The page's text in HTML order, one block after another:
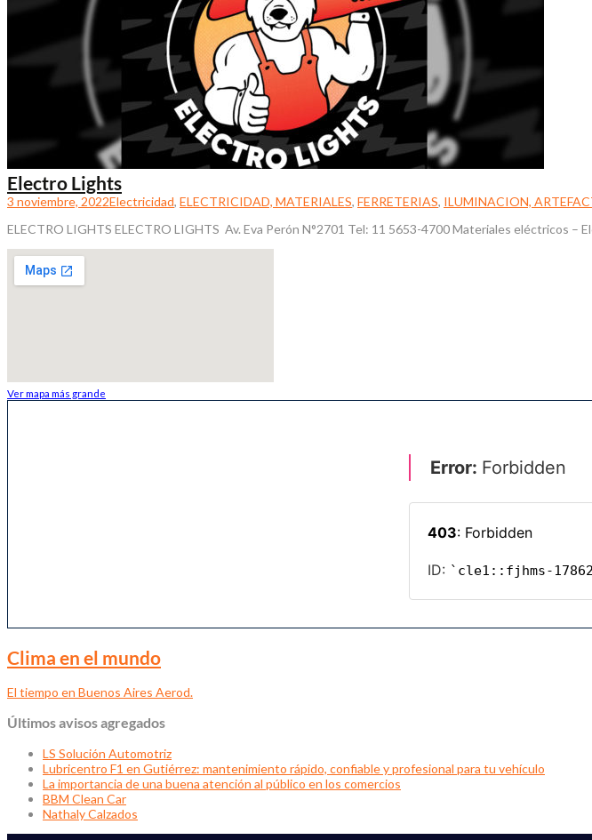
Electro Lights
3 noviembre, 2022Electricidad, ELECTRICIDAD, MATERIALES, FERRETERIAS, ILUMINACION,
ELECTRO LIGHTS ELECTRO LIGHTS Av. Eva Perón N°2701 Tel: 11 5653-4700 Materiales eléctricos –
Ver mapa más grande
Clima en el mundo
El tiempo en Buenos Aires Aerod.
Últimos avisos agregados
LS Solución Automotriz
Lubricentro F1 en Gutiérrez: mantenimiento rápido, confiable y profesional para tu vehículo
La importancia de una buena atención al público en los comercios
BBM Clean Car
Nathaly Calzados